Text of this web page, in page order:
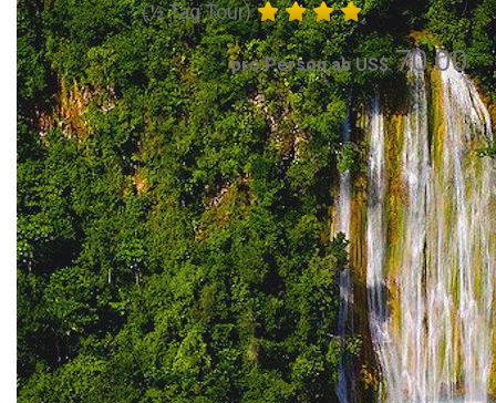
(½ Tag Tour)
pro Person ab US$70.00